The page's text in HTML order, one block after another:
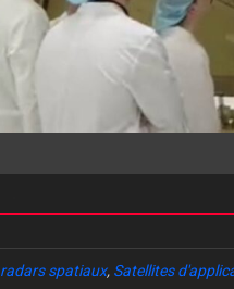
radars spatiaux, Satellites